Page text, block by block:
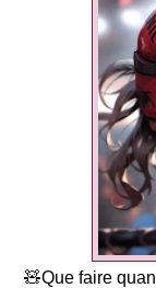
🧸Que faire